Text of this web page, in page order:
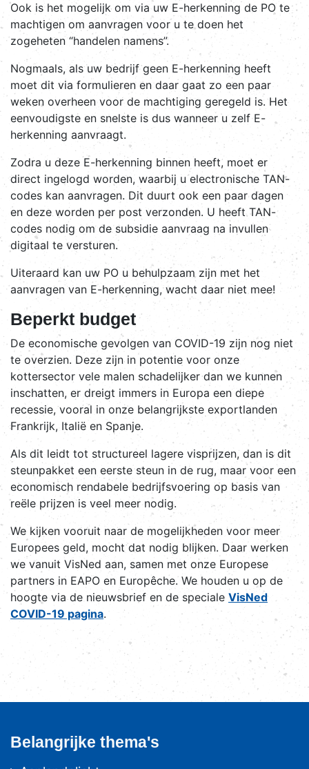
Ook is het mogelijk om via uw E-herkenning de PO te
machtigen om aanvragen voor u te doen het
zogeheten “handelen namens”.
Nogmaals, als uw bedrijf geen E-herkenning heeft
moet dit via formulieren en daar gaat zo een paar
weken overheen voor de machtiging geregeld is. Het
eenvoudigste en snelste is dus wanneer u zelf E-
herkenning aanvraagt.
Zodra u deze E-herkenning binnen heeft, moet er
direct ingelogd worden, waarbij u electronische TAN-
codes kan aanvragen. Dit duurt ook een paar dagen
en deze worden per post verzonden. U heeft TAN-
codes nodig om de subsidie aanvraag na invullen
digitaal te versturen.
Uiteraard kan uw PO u behulpzaam zijn met het
aanvragen van E-herkenning, wacht daar niet mee!
Beperkt budget
De economische gevolgen van COVID-19 zijn nog niet
te overzien. Deze zijn in potentie voor onze
kottersector vele malen schadelijker dan we kunnen
inschatten, er dreigt immers in Europa een diepe
recessie, vooral in onze belangrijkste exportlanden
Frankrijk, Italië en Spanje.
Als dit leidt tot structureel lagere visprijzen, dan is dit
steunpakket een eerste steun in de rug, maar voor een
economisch rendabele bedrijfsvoering op basis van
reële prijzen is veel meer nodig.
We kijken vooruit naar de mogelijkheden voor meer
Europees geld, mocht dat nodig blijken. Daar werken
we vanuit VisNed aan, samen met onze Europese
partners in EAPO en Europêche. We houden u op de
hoogte via de nieuwsbrief en de speciale VisNed
COVID-19 pagina.
Belangrijke thema's